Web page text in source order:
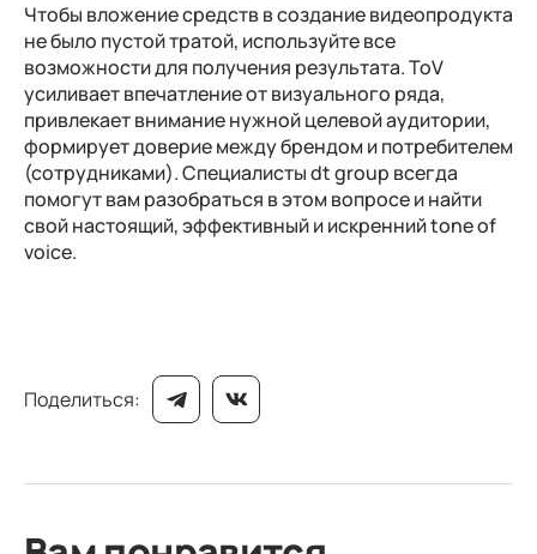
Чтобы вложение средств в создание видеопродукта
не было пустой тратой, используйте все
возможности для получения результата. ToV
усиливает впечатление от визуального ряда,
привлекает внимание нужной целевой аудитории,
формирует доверие между брендом и потребителем
(сотрудниками). Специалисты dt group всегда
помогут вам разобраться в этом вопросе и найти
свой настоящий, эффективный и искренний tone of
voice.
Поделиться: